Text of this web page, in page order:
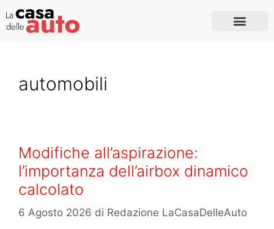
automobili
Modifiche all’aspirazione:
l’importanza dell’airbox dinamico
calcolato
6 Agosto 2026 di Redazione LaCasaDelleAuto